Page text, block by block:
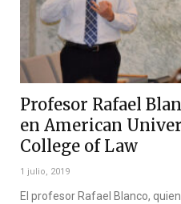
Profesor Rafael
en American
College of Law
1 julio, 2019
El profesor Rafael Blanco,